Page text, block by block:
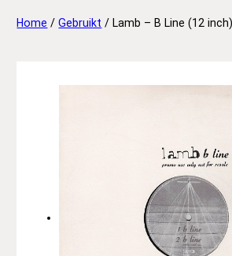
Home /Gebruikt / Lamb – B Line (12 inch)